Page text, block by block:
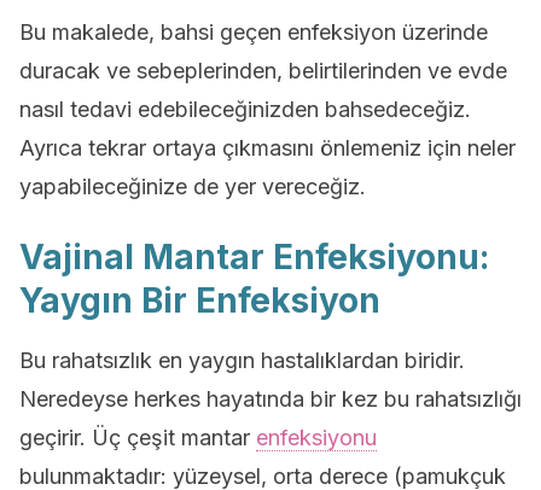
Bu makalede, bahsi geçen enfeksiyon üzerinde
duracak ve sebeplerinden, belirtilerinden ve evde
nasıl tedavi edebileceğinizden bahsedeceğiz.
Ayrıca tekrar ortaya çıkmasını önlemeniz için neler
yapabileceğinize de yer vereceğiz.
Vajinal Mantar Enfeksiyonu:
Yaygın Bir Enfeksiyon
Bu rahatsızlık en yaygın hastalıklardan biridir.
Neredeyse herkes hayatında bir kez bu rahatsızlığı
geçirir. Üç çeşit mantar enfeksiyonu
bulunmaktadır: yüzeysel, orta derece (pamukçuk